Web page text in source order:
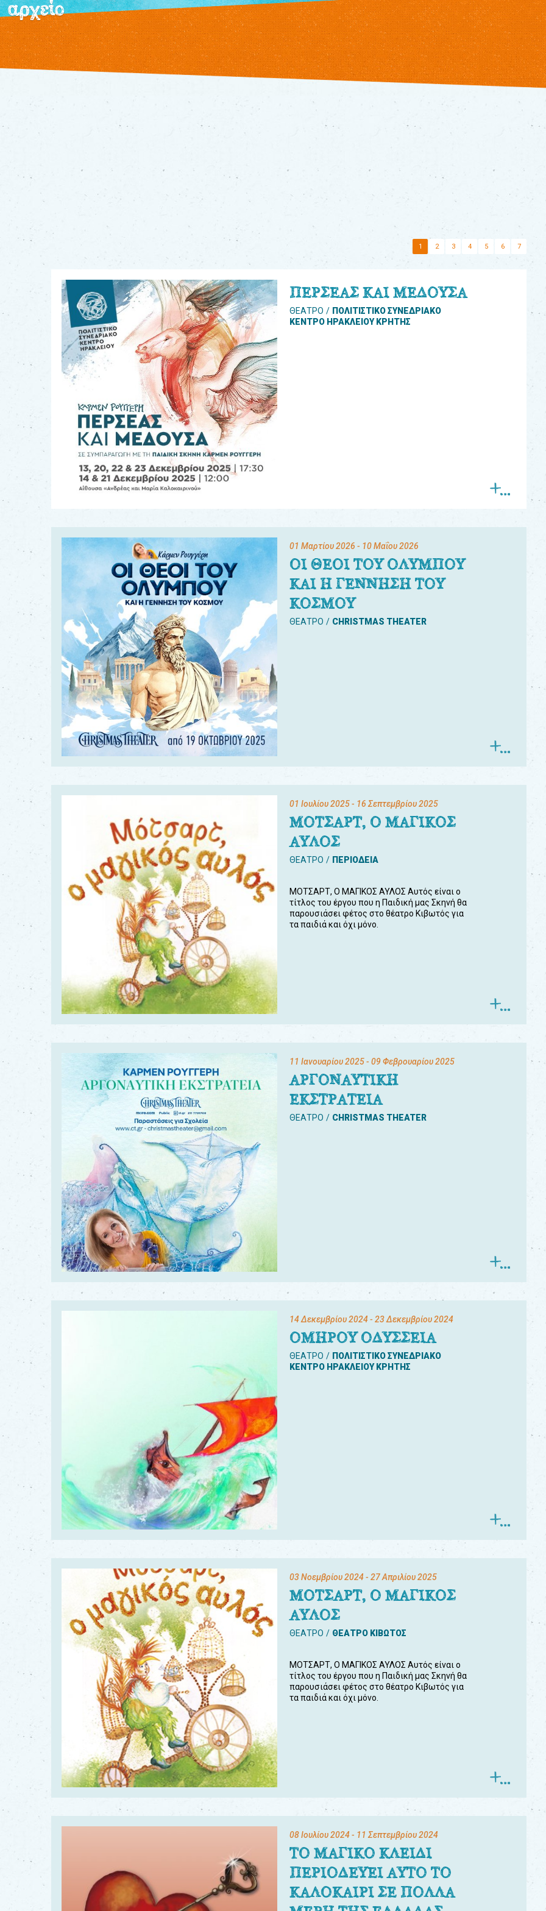
αρχείο
1 2 3 4 5 6 7
ΠΕΡΣΕΑΣ ΚΑΙ ΜΕΔΟΥΣΑ
ΘΕΑΤΡΟ
ΠΟΛΙΤΙΣΤΙΚΟ ΣΥΝΕΔΡΙΑΚΟ
ΚΕΝΤΡΟ ΗΡΑΚΛΕΙΟΥ ΚΡΗΤΗΣ
01 Μαρτίου 2026 - 10 Μαΐου 2026
ΟΙ ΘΕΟΙ ΤΟΥ ΟΛΥΜΠΟΥ
ΚΑΙ Η ΓΕΝΝΗΣΗ ΤΟΥ
ΚΟΣΜΟΥ
ΘΕΑΤΡΟ CHRISTMAS THEATER
01 Ιουλίου 2025- 16 Σεπτεμβρίου 2025
ΜΟΤΣΑΡΤ, Ο ΜΑΓΙΚΟΣ
ΑΥΛΟΣ
ΘΕΑΤΡΟ ΠΕΡΙΟΔΕΙΑ
ΜΟΤΣΑΡΤ, Ο ΜΑΓΙΚΟΣ ΑΥΛΟΣ Αυτός είναι ο
τίτλος του έργου που η Παιδική μας Σκηνή θα
παρουσιάσει φέτος στο θέατρο Κιβωτός για
τα παιδιά και όχι μόνο.
11 Ιανουαρίου 2025- 09 Φεβρουαρίου 2025
ΑΡΓΟΝΑΥΤΙΚΗ
ΕΚΣΤΡΑΤΕΙΑ
ΘΕΑΤΡΟ CHRISTMAS THEATER
14 Δεκεμβρίου 2024- 23 Δεκεμβρίου 2024
ΟΜΗΡΟΥ ΟΔΥΣΣΕΙΑ
ΘΕΑΤΡΟ
ΠΟΛΙΤΙΣΤΙΚΟ ΣΥΝΕΔΡΙΑΚΟ
ΚΕΝΤΡΟ ΗΡΑΚΛΕΙΟΥ ΚΡΗΤΗΣ
03 Νοεμβρίου 2024- 27 Απριλίου 2025
ΜΟΤΣΑΡΤ, Ο ΜΑΓΙΚΟΣ
ΑΥΛΟΣ
ΘΕΑΤΡΟ ΘΕΑΤΡΟ ΚΙΒΩΤΟΣ
ΜΟΤΣΑΡΤ, Ο ΜΑΓΙΚΟΣ ΑΥΛΟΣ Αυτός είναι ο
τίτλος του έργου που η Παιδική μας Σκηνή θα
παρουσιάσει φέτος στο θέατρο Κιβωτός για
τα παιδιά και όχι μόνο.
08 Ιουλίου 2024- 11 Σεπτεμβρίου 2024
ΤΟ ΜΑΓΙΚΟ ΚΛΕΙΔΙ
ΠΕΡΙΟΔΕΥΕΙ ΑΥΤΟ ΤΟ
ΚΑΛΟΚΑΙΡΙ ΣΕ ΠΟΛΛΑ